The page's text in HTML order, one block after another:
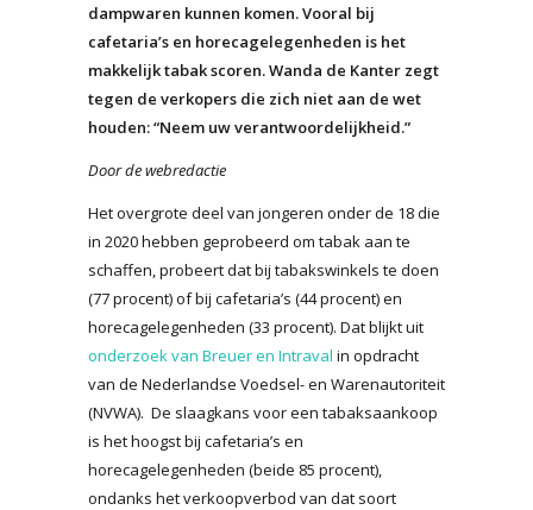
dampwaren kunnen komen. Vooral bij
cafetaria’s en horecagelegenheden is het
makkelijk tabak scoren. Wanda de Kanter zegt
tegen de verkopers die zich niet aan de wet
houden: “Neem uw verantwoordelijkheid.”
Door de webredactie
Het overgrote deel van jongeren onder de 18 die
in 2020 hebben geprobeerd om tabak aan te
schaffen, probeert dat bij tabakswinkels te doen
(77 procent) of bij cafetaria’s (44 procent) en
horecagelegenheden (33 procent). Dat blijkt uit
onderzoek van Breuer en Intraval in opdracht
van de Nederlandse Voedsel- en Warenautoriteit
(NVWA). De slaagkans voor een tabaksaankoop
is het hoogst bij cafetaria’s en
horecagelegenheden (beide 85 procent),
ondanks het verkoopverbod van dat soort